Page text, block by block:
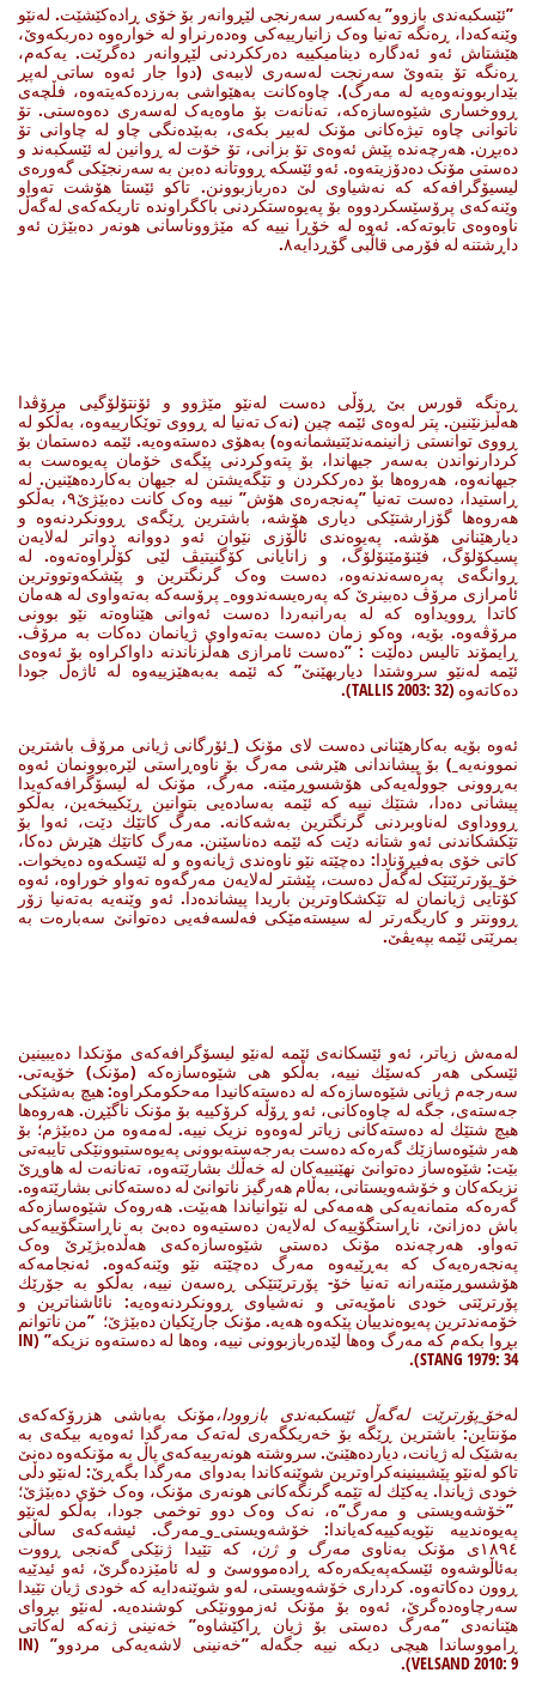
”ئێسکبەندی بازوو” یەکسەر سەرنجی لێڕوانەر بۆ خۆی ڕادەکێشێت. لەنێو
وێنەکەدا، ڕەنگە تەنیا وەک زانیارییەکی وەدەرنراو لە خوارەوە دەربکەوێ،
هێشتاش ئەو ئەدگارە دینامیکییە دەرککردنی لێڕوانەر دەگرێت. یەکەم،
ڕەنگە تۆ بتەوێ سەرنجت لەسەری لاببەی (دوا جار ئەوە ساتی لەپڕ
بێداربوونەوەیە لە مەرگ). چاوەکانت بەهێواشی بەرزدەکەیتەوە، فڵچەی
ڕووخساری شێوەسازەکە، تەنانەت بۆ ماوەیەک لەسەری دەوەستی. تۆ
ناتوانی چاوە تیژەکانی مۆنک لەبیر بکەی، بەبێدەنگی چاو لە چاوانی تۆ
دەبڕن. هەرچەندە پێش ئەوەی تۆ بزانی، تۆ خۆت لە ڕوانین لە ئێسکبەند و
دەستی مۆنک دەدۆزیتەوە. ئەو ئێسکە ڕووتانە دەبن بە سەرنجێکی گەورەی
لیسیۆگرافەکە کە نەشیاوی لێ دەربازبوونن. تاکو ئێستا هۆشت تەواو
وێنەکەی پرۆسێسکردووە بۆ پەیوەستکردنی باکگراوندە تاریکەکەی لەگەڵ
ناوەوەی تابوتەکە. ئەوە لە خۆڕا نییە کە مێژووناسانی هونەر دەبێژن ئەو
داڕشتنە لە فۆرمی قاڵبی گۆڕدایە٨.
ڕەنگە قورس بێ ڕۆڵی دەست لەنێو مێژوو و ئۆنتۆلۆگیی مرۆڤدا
هەڵبزنێنین. پتر لەوەی ئێمە چین (نەک تەنیا لە ڕووی توێکارییەوە، بەڵکو لە
ڕووی توانستی زانینمەندێتیشمانەوە) بەهۆی دەستەوەیە. ئێمە دەستمان بۆ
کردارنواندن بەسەر جیهاندا، بۆ پتەوکردنی پێگەی خۆمان پەیوەست بە
جیهانەوە، هەروەها بۆ دەرککردن و تێگەیشتن لە جیهان بەکاردەهێنین. لە
ڕاستیدا، دەست تەنیا ”پەنجەرەی هۆش” نییە وەک کانت دەبێژێ٩، بەڵکو
هەروەها گۆزارشتێکی دیاری هۆشە، باشترین ڕێگەی ڕوونکردنەوە و
دیارهێنانی هۆشە. پەیوەندی ئاڵۆزی نێوان ئەو دووانە دواتر لەلایەن
پسیکۆلۆگ، فێنۆمێنۆلۆگ، و زانایانی کۆگنیتیڤ لێی کۆڵراوەتەوە. لە
ڕوانگەی پەرەسەندنەوە، دەست وەک گرنگترین و پێشکەوتووترین
ئامرازی مرۆڤ دەبینرێ کە پەرەیسەندووە_ پرۆسەکە بەتەواوی لە هەمان
کاتدا ڕوویداوە کە لە بەرانبەردا دەست ئەوانی هێناوەتە نێو بوونی
مرۆڤەوە. بۆیە، وەکو زمان دەست بەتەواوی ژیانمان دەکات بە مرۆڤ.
ڕایمۆند تالیس دەڵێت : ”دەست ئامرازی هەڵزناندنە داواکراوە بۆ ئەوەی
ئێمە لەنێو سروشتدا دیاربهێنێ” کە ئێمە بەبەهێزییەوە لە ئاژەڵ جودا
دەکاتەوە (TALLIS 2003: 32).
ئەوە بۆیە بەکارهێنانی دەست لای مۆنک (_ئۆرگانی ژیانی مرۆڤ باشترین
نموونەیە_) بۆ پیشاندانی هێرشی مەرگ بۆ ناوەڕاستی لێرەبوونمان ئەوە
بەڕوونی جووڵەیەکی هۆشسوڕمێنە. مەرگ، مۆنک لە لیسۆگرافەکەیدا
پیشانی دەدا، شتێك نییە کە ئێمە بەسادەیی بتوانین ڕێکیبخەین، بەڵکو
ڕووداوی لەناوبردنی گرنگترین بەشەکانە. مەرگ کاتێك دێت، ئەوا بۆ
تێکشکاندنی ئەو شتانە دێت کە ئێمە دەناسێنن. مەرگ کاتێك هێرش دەکا،
کاتی خۆی بەفیڕۆنادا: دەچێتە نێو ناوەندی ژیانەوە و لە ئێسکەوە دەیخوات.
خۆ_پۆرترێتێک لەگەڵ دەست، پێشتر لەلایەن مەرگەوە تەواو خوراوە، ئەوە
کۆتایی ژیانمان لە تێکشکاوترین باریدا پیشاندەدا. ئەو وێنەیە بەتەنیا زۆر
ڕوونتر و کاریگەرتر لە سیستەمێکی فەلسەفەیی دەتوانێ سەبارەت بە
بمرێتی ئێمە بپەیڤێ.
لەمەش زیاتر، ئەو ئێسکانەی ئێمە لەنێو لیسۆگرافەکەی مۆنکدا دەیبینین
ئێسکی هەر کەسێك نییە، بەڵکو هی شێوەسازەکە (مۆنک) خۆیەتی.
سەرجەم ژیانی شێوەسازەکە لە دەستەکانیدا مەحکومکراوە: هیچ بەشێکی
جەستەی، جگە لە چاوەکانی، ئەو ڕۆڵە کرۆکییە بۆ مۆنک ناگێڕن. هەروەها
هیچ شتێك لە دەستەکانی زیاتر لەوەوە نزیک نییە. لەمەوە من دەبێژم؛ بۆ
هەر شێوەسازێك گەرەکە دەست بەرجەستەبوونی پەیوەستبوونێکی تایبەتی
بێت: شێوەساز دەتوانێ نهێنییەکان لە خەڵك بشارێتەوە، تەنانەت لە هاوڕێ
نزیکەکان و خۆشەویستانی، بەڵام هەرگیز ناتوانێ لە دەستەکانی بشارێتەوە.
گەرەکە متمانەیەکی هەمەکی لە نێوانیاندا هەبێت. هەروەک شێوەسازەکە
باش دەزانێ، ناڕاستگۆییەک لەلایەن دەستیەوە دەبێ بە ناڕاستگۆییەکی
تەواو. هەرچەندە مۆنک دەستی شێوەسازەکەی هەڵدەبژێرێ وەک
پەنجەرەیەک کە بەڕێیەوە مەرگ دەچێتە نێو وێنەکەوە. ئەنجامەکە
هۆشسوڕمێنەرانە تەنیا خۆ- پۆرترێتێکی ڕەسەن نییە، بەڵکو بە جۆرێك
پۆرترێتی خودی نامۆیەتی و نەشیاوی ڕوونکردنەوەیە: نائاشناترین و
خۆمەندترین پەیوەندییان پێکەوە هەیە. مۆنک جارێکیان دەبێژێ؛ ”من ناتوانم
بڕوا بکەم کە مەرگ وەها لێدەربازبوونی نییە، وەها لە دەستەوە نزیکە” (IN
STANG 1979: 34).
لەخۆ_پۆرترێت لەگەڵ ئێسکبەندی بازوودا،مۆنک بەباشی هزرۆکەکەی
مۆنتاین: باشترین ڕێگە بۆ خەریکگەری لەتەک مەرگدا ئەوەیە بیکەی بە
بەشێک لە ژیانت، دیاردەهێنێ. سروشتە هونەرییەکەی پاڵ بە مۆنکەوە دەنێ
تاکو لەنێو پێشبینینەکراوترین شوێنەکاندا بەدوای مەرگدا بگەڕێ: لەنێو دڵی
خودی ژیاندا. یەکێك لە تێمە گرنگەکانی هونەری مۆنک، وەک خۆی دەبێژێ؛
”خۆشەویستی و مەرگ”ە، نەک وەک دوو توخمی جودا، بەڵکو لەنێو
پەیوەندییە نێویەکییەکەیاندا: خۆشەویستی_و_مەرگ. ئیشەکەی ساڵی
١٨٩٤ی مۆنک بەناوی
مەرگ و ژن، کە تێیدا ژنێکی گەنجی ڕووت
بەئاڵوشەوە ئێسکەپەیکەرەکە ڕادەمووسێ و لە ئامێزدەگرێ، ئەو ئیدێیە
ڕوون دەکاتەوە. کرداری خۆشەویستی، لەو شوێنەدایە کە خودی ژیان تێیدا
سەرچاوەدەگرێ، ئەوە بۆ مۆنک ئەزموونێکی کوشندەیە. لەنێو بڕوای
هێنانەدی ”مەرگ دەستی بۆ ژیان ڕاکێشاوە” خەنینی ژنەکە لەکاتی
ڕامووساندا هیچی دیکە نییە جگەلە ”خەنینی لاشەیەکی مردوو” (IN
VELSAND 2010: 9).